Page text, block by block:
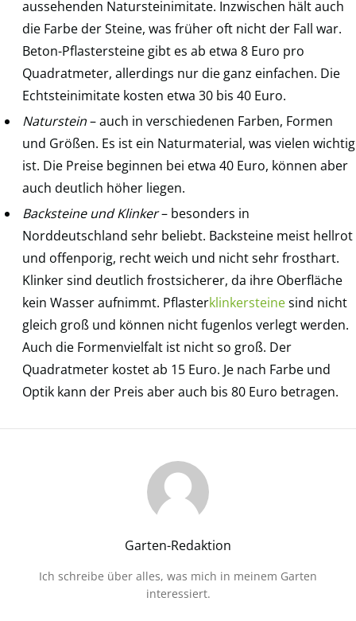
aussehenden Natursteinimitate. Inzwischen hält auch
die Farbe der Steine, was früher oft nicht der Fall war.
Beton-Pflastersteine gibt es ab etwa 8 Euro pro
Quadratmeter, allerdings nur die ganz einfachen. Die
Echtsteinimitate kosten etwa 30 bis 40 Euro.
Naturstein– auch in verschiedenen Farben, Formen
und Größen. Es ist ein Naturmaterial, was vielen wichtig
ist. Die Preise beginnen bei etwa 40 Euro, können aber
auch deutlich höher liegen.
Backsteine und Klinker– besonders in
Norddeutschland sehr beliebt. Backsteine meist hellrot
und offenporig, recht weich und nicht sehr frosthart.
Klinker sind deutlich frostsicherer, da ihre Oberfläche
kein Wasser aufnimmt. Pflasterklinkersteinesind nicht
gleich groß und können nicht fugenlos verlegt werden.
Auch die Formenvielfalt ist nicht so groß. Der
Quadratmeter kostet ab 15 Euro. Je nach Farbe und
Optik kann der Preis aber auch bis 80 Euro betragen.
Garten-Redaktion
Ich schreibe über alles, was mich in meinem Garten
interessiert.